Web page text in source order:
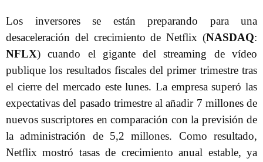
Los inversores se están preparando para una
desaceleración del crecimiento de Netflix (NASDAQ:
NFLX) cuando el gigante del streaming de vídeo
publique los resultados fiscales del primer trimestre tras
el cierre del mercado este lunes. La empresa superó las
expectativas del pasado trimestre al añadir 7 millones de
nuevos suscriptores en comparación con la previsión de
la administración de 5,2 millones. Como resultado,
Netflix mostró tasas de crecimiento anual estable, ya